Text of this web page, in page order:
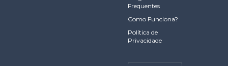
Frequentes
Como Funciona?
Política de
Privacidade